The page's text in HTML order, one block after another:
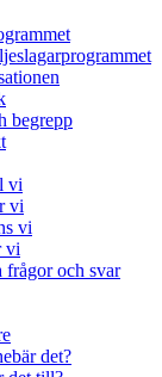
begrepp
vi
vi
vi
vi
frågor och svar
det?